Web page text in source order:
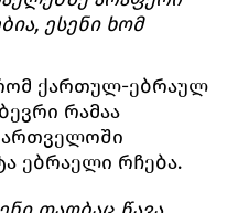
ესენი ხომ
ქართულ-ებრაულ
რამაა
ებრაელი რჩება.